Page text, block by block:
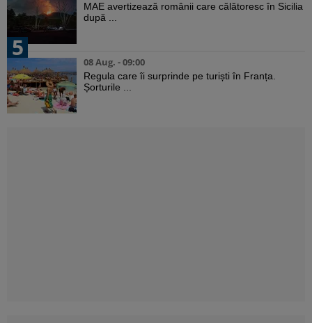
MAE avertizează românii care călătoresc în Sicilia
după ...
5
08 Aug. - 09:00
Regula care îi surprinde pe turiști în Franța.
Șorturile ...